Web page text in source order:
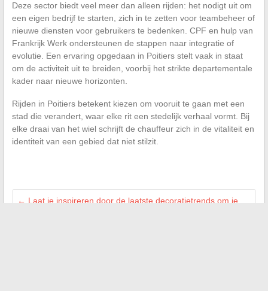
Deze sector biedt veel meer dan alleen rijden: het nodigt uit om
een eigen bedrijf te starten, zich in te zetten voor teambeheer of
nieuwe diensten voor gebruikers te bedenken. CPF en hulp van
Frankrijk Werk ondersteunen de stappen naar integratie of
evolutie. Een ervaring opgedaan in Poitiers stelt vaak in staat
om de activiteit uit te breiden, voorbij het strikte departementale
kader naar nieuwe horizonten.
Rijden in Poitiers betekent kiezen om vooruit te gaan met een
stad die verandert, waar elke rit een stedelijk verhaal vormt. Bij
elke draai van het wiel schrijft de chauffeur zich in de vitaliteit en
identiteit van een gebied dat niet stilzit.
← Laat je inspireren door de laatste decoratietrends om je